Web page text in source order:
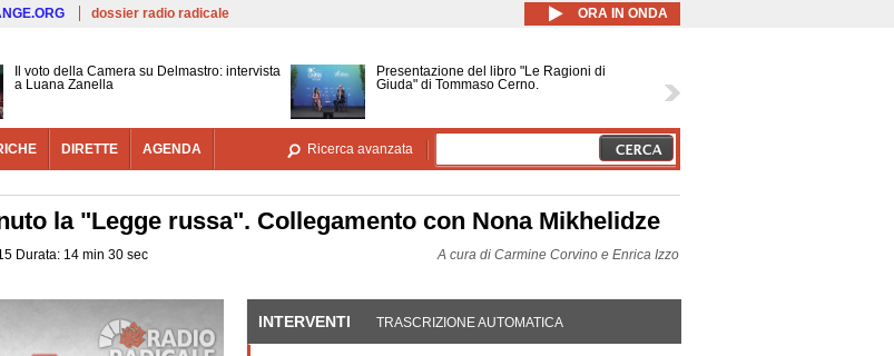
Salta al contenuto principale
dossier radio radicale ORA IN ONDA
Il voto della Camera su Delmastro: intervista
a Luana Zanella
Presentazione del libro "Le Ragioni di
Giuda" di Tommaso Cerno.
DIRETTE AGENDA Ricerca avanzata
la "Legge russa". Collegamento con Nona Mikhelidze
Durata: 14 min 30 sec A cura di Carmine Corvino e Enrica Izzo
INTERVENTI (SCHEDA ATTIVA)
TRASCRIZIONE AUTOMATICA